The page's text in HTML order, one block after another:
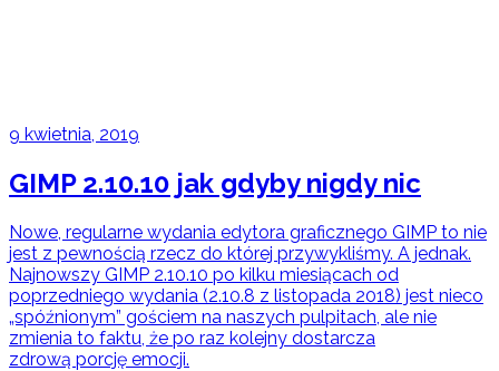
9 kwietnia, 2019
GIMP 2.10.10 jak gdyby nigdy nic
Nowe, regularne wydania edytora graficznego GIMP to nie
jest z pewnością rzecz do której przywykliśmy. A jednak.
Najnowszy GIMP 2.10.10 po kilku miesiącach od
poprzedniego wydania (2.10.8 z listopada 2018) jest nieco
„spóźnionym” gościem na naszych pulpitach, ale nie
zmienia to faktu, że po raz kolejny dostarcza
zdrową porcję emocji.